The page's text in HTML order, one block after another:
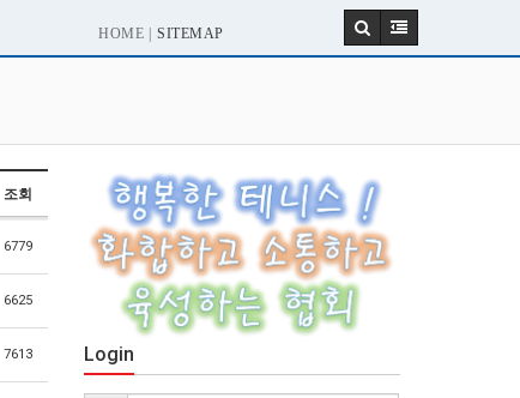
HOME | SITEMAP
조회
6779
6625
7613 Login